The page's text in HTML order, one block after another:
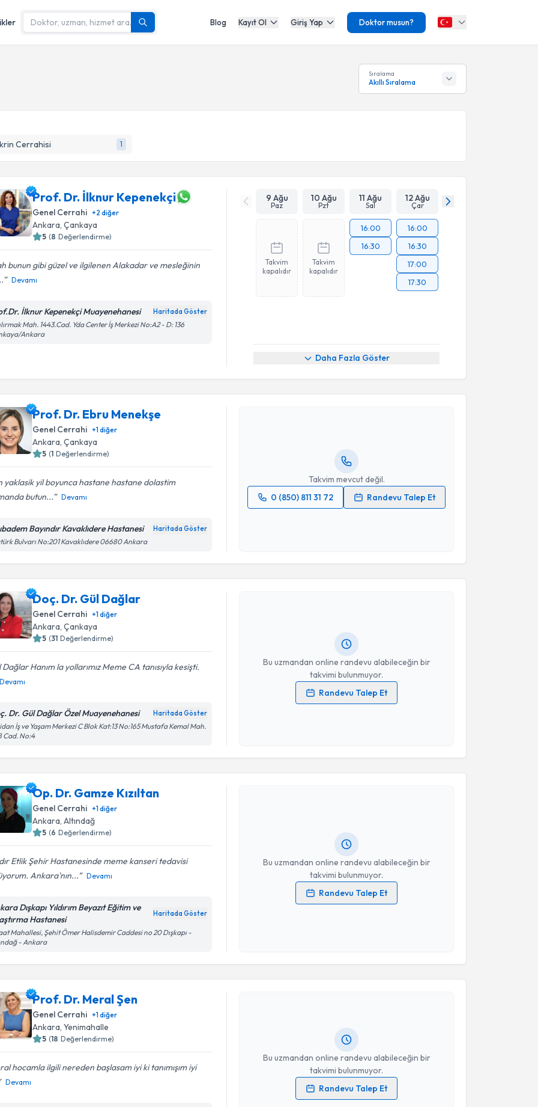
Blog Kayıt Ol Giriş Yap Doktor musun?
Sıralama
Akıllı Sıralama
Cerrahisi 1
Prof. Dr. İlknur Kepenekçi
Genel Cerrahi +2 diğer
Ankara,Çankaya
5 (8 Değerlendirme)
bunun gibi güzel ve ilgilenen Alakadar ve mesleğinin
Devamı
İlknur Kepenekçi Muayenehanesi Haritada Göster
Mah. 1443.Cad. Yda Center İş Merkezi No:A2 - D: 136
Ankara
9 Ağu
Paz
10 Ağu
Pzt
11 Ağu
Sal
12 Ağu
Çar
Takvim
kapalıdır
Takvim
kapalıdır
16:00
16:30
16:00
16:30
17:00
17:30
Daha Fazla Göster
Prof. Dr. Ebru Menekşe
Genel Cerrahi +1diğer
Ankara ,Çankaya
5 (1 Değerlendirme)
yaklasik yil boyunca hastane hastane dolastim
butun...
Devamı
Bayındır Kavaklıdere Hastanesi Haritada Göster
Bulvarı No:201 Kavaklıdere 06680 Ankara
Takvim mevcut değil.
0 (850) 811 31 72
Randevu Talep Et
Randevu Takvimi Talebi
Prof. Dr. Ebru Menekşe
Takvim Talebini Gönder
Doç. Dr. Gül Dağlar
Genel Cerrahi +1diğer
Ankara ,Çankaya
5 (31 Değerlendirme)
Dağlar Hanım la yollarımız Meme CA tanısıyla kesişti.
Devamı
Dr. Gül Dağlar Özel Muayenehanesi Haritada Göster
İş ve Yaşam Merkezi C Blok Kat:13 No:165 Mustafa Kemal Mah.
Cad. No:4
Bu uzmandan online randevu alabileceğin bir
takvimi bulunmuyor.
Randevu Talep Et
Kişisel verilerimin işlenmesine ilişkinAydınlatma Metni
Op. Dr. Gamze Kızıltan
Genel Cerrahi +1diğer
Ankara ,Altındağ
5 (6 Değerlendirme)
Etlik Şehir Hastanesinde meme kanseri tedavisi
Ankara'nın...
Devamı
Dışkapı Yıldırım Beyazıt Eğitim ve
Hastanesi
Haritada Göster
Mahallesi, Şehit Ömer Halisdemir Caddesi no 20 Dışkapı -
- Ankara
Bu uzmandan online randevu alabileceğin bir
takvimi bulunmuyor.
Randevu Talep Et
Randevu Takvimi Talebi
Kişisel verilerimin işlenmesine ilişkinAydınlatma Metni
Takvim Talebini Gönder
Prof. Dr. Meral Şen
Genel Cerrahi +1diğer
Ankara ,Yenimahalle
5 (18 Değerlendirme)
hocamla ilgili nereden başlasam iyi ki tanımışım iyi
Devamı
Bu uzmandan online randevu alabileceğin bir
takvimi bulunmuyor.
Randevu Talep Et
Randevu Takvimi Talebi
Prof. Dr. Meral Şen
Kişisel verilerimin işlenmesine ilişkinAydınlatma Metni